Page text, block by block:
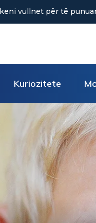
në ditë ndihmon në
Kuriozitete